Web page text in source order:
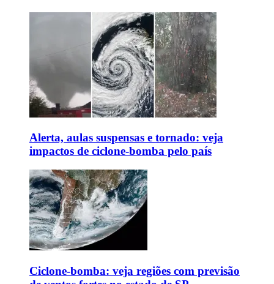
Alerta, aulas suspensas e tornado: veja
impactos de ciclone-bomba pelo país
Ciclone-bomba: veja regiões com previsão